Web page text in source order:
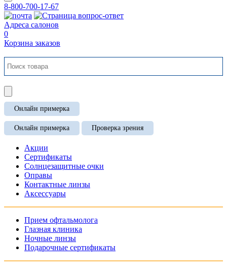
8-800-700-17-67
Адреса салонов
0
Корзина заказов
Онлайн примерка
Онлайн примерка Проверка зрения
Акции
Сертификаты
Солнцезащитные очки
Оправы
Контактные линзы
Аксессуары
Прием офтальмолога
Глазная клиника
Ночные линзы
Подарочные сертификаты